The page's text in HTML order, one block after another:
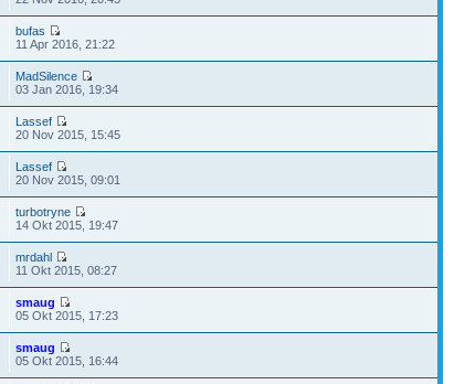
bufas
11 Apr 2016, 21:22
MadSilence
03 Jan 2016, 19:34
Lassef
20 Nov 2015, 15:45
Lassef
20 Nov 2015, 09:01
turbotryne
14 Okt 2015, 19:47
mrdahl
11 Okt 2015, 08:27
smaug
05 Okt 2015, 17:23
smaug
05 Okt 2015, 16:44